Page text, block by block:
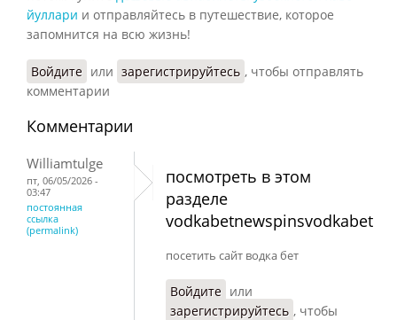
йуллари и отправляйтесь в путешествие, которое
запомнится на всю жизнь!
Войдите или зарегистрируйтесь , чтобы отправлять
комментарии
Комментарии
Williamtulge
пт, 06/05/2026 -
03:47
постоянная
ссылка
(permalink)
посмотреть в этом
разделе
vodkabetnewspinsvodkabet
посетить сайт водка бет
Войдите или
зарегистрируйтесь , чтобы